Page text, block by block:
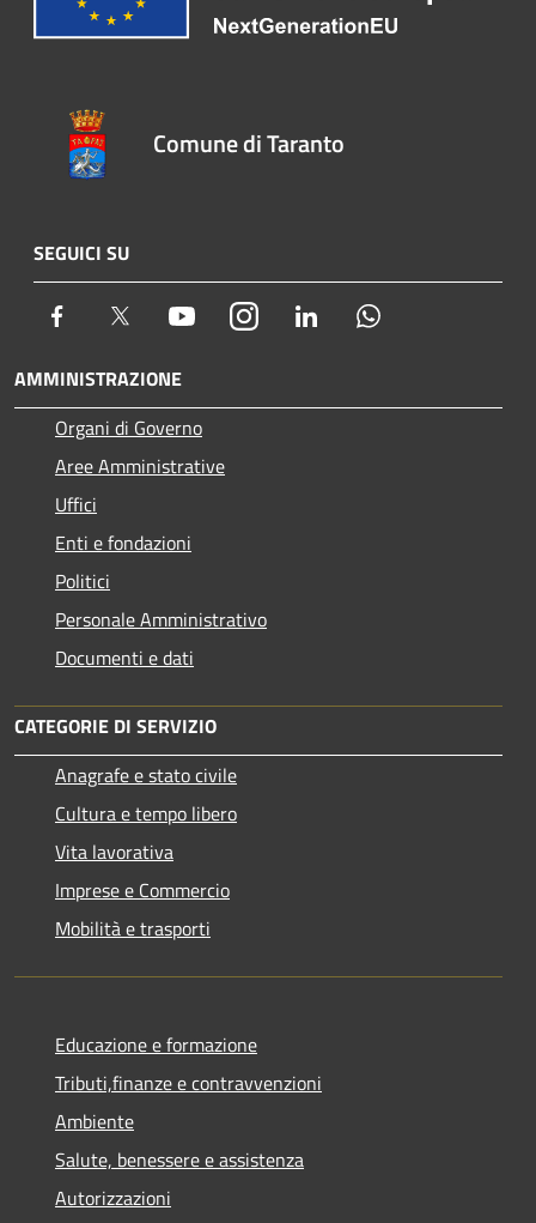
Comune di Taranto
SEGUICI SU
Facebook Twitter YoutubeInstagram LinkedIn
AMMINISTRAZIONE
Organi di Governo
Aree Amministrative
Uffici
Enti e fondazioni
Politici
Personale Amministrativo
Documenti e dati
CATEGORIE DI SERVIZIO
Anagrafe e stato civile
Cultura e tempo libero
Vita lavorativa
Imprese e Commercio
Mobilità e trasporti
Educazione e formazione
Tributi,finanze e contravvenzioni
Ambiente
Salute, benessere e assistenza
Autorizzazioni